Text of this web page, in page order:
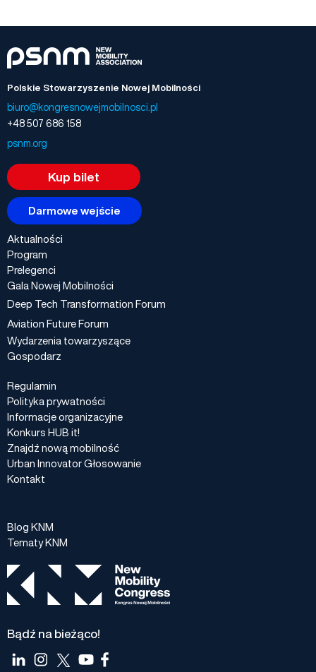
Polskie Stowarzyszenie Nowej Mobilności
biuro@kongresnowejmobilnosci.pl
+48 507 686 158
psnm.org
Kup bilet
Darmowe wejście
Aktualności
Program
Prelegenci
Gala Nowej Mobilności
Deep Tech Transformation Forum
Aviation Future Forum
Wydarzenia towarzyszące
Gospodarz
Regulamin
Polityka prywatności
Informacje organizacyjne
Konkurs HUB it!
Znajdź nową mobilność
Urban Innovator Głosowanie
Kontakt
Blog KNM
Tematy KNM
Bądź na bieżąco!